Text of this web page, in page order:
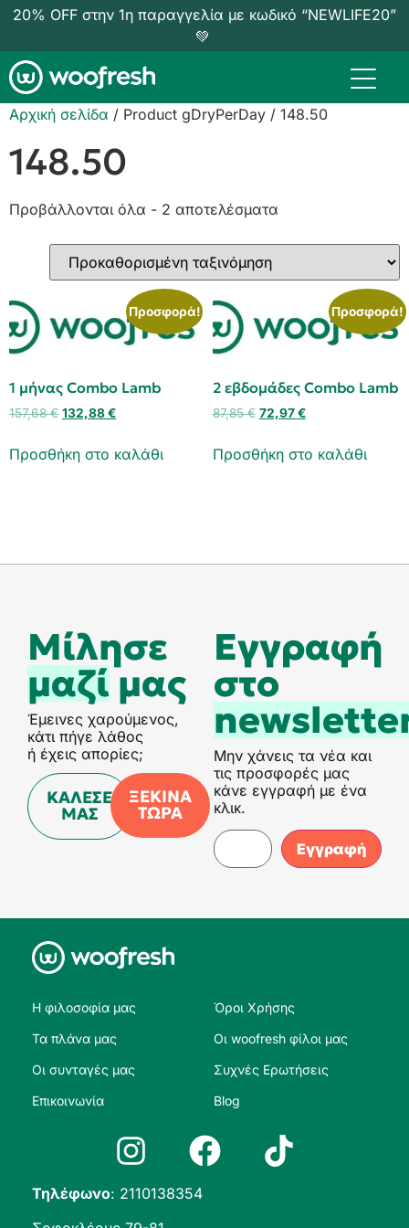
20% OFF στην 1η παραγγελία με κωδικό “NEWLIFE20”
💚
Αρχική σελίδα / Product gDryPerDay / 148.50
148.50
Προβάλλονται όλα - 2 αποτελέσματα
Προσφορά!
1 μήνας Combo Lamb
157,68€ 132,88€
Προσθήκη στο καλάθι
Προσφορά!
2 εβδομάδες Combo Lamb
87,85€ 72,97€
Προσθήκη στο καλάθι
Μίλησε
μαζίμας
Έμεινες χαρούμενος,
κάτι πήγε λάθος
ή έχεις απορίες;
ΚΑΛΕΣΕ
ΜΑΣ
ΞΕΚΙΝΑ
ΤΩΡΑ
Eγγραφή
στο
Μην χάνεις τα νέα και
τις προσφορές μας
κάνε εγγραφή με ένα
κλικ.
Η φιλοσοφία μας
Τα πλάνα μας
Οι συνταγές μας
Επικοινωνία
Όροι Χρήσης
Οι woofresh φίλοι μας
Συχνές Ερωτήσεις
Blog
Τηλέφωνο: 2110138354